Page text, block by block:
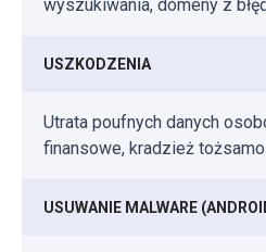
wyszukiwania, domeny z
USZKODZENIA
Utrata poufnych danych
finansowe, kradzież
USUWANIE MALWARE